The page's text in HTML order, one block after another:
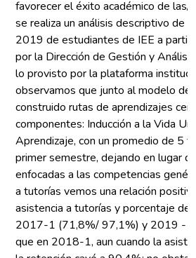
favorecer el éxito académico de las/
se realiza un análisis descriptivo de
2019 de estudiantes de IEE a partir
por la Dirección de Gestión y
lo provisto por la plataforma
observamos que junto al modelo de
construido rutas de aprendizajes
componentes: Inducción a la Vida
Aprendizaje, con un promedio de 5
primer semestre, dejando en lugar
enfocadas a las competencias
a tutorías vemos una relación
asistencia a tutorías y porcentaje de
2017-1 (71,8%/ 97,1%) y 2019 -1
que en 2018-1, aun cuando la